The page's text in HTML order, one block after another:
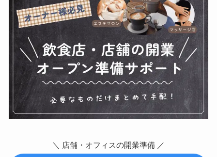
＼ 店舗・オフィスの開業準備 ／